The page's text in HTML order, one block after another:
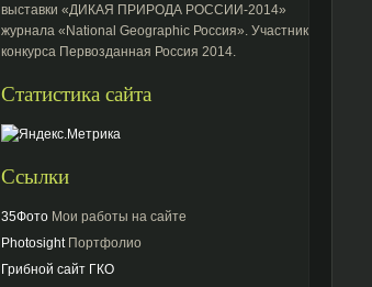
выставки «ДИКАЯ ПРИРОДА РОССИИ-2014»
журнала «National Geographic Россия». Участник
конкурса Первозданная Россия 2014.
Статистика сайта
Ссылки
35Фото Мои работы на сайте
PhotosightПортфолио
Грибной сайт ГКО